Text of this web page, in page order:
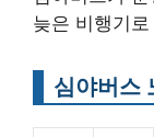
늦은 비행기
심야버스